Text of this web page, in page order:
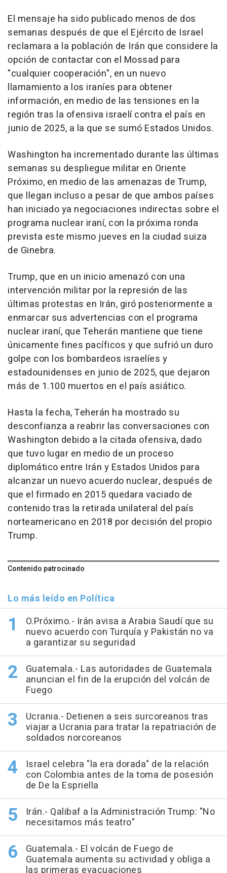
El mensaje ha sido publicado menos de dos
semanas después de que el Ejército de Israel
reclamara a la población de Irán que considere la
opción de contactar con el Mossad para
"cualquier cooperación", en un nuevo
llamamiento a los iraníes para obtener
información, en medio de las tensiones en la
región tras la ofensiva israelí contra el país en
junio de 2025, a la que se sumó Estados Unidos.
Washington ha incrementado durante las últimas
semanas su despliegue militar en Oriente
Próximo, en medio de las amenazas de Trump,
que llegan incluso a pesar de que ambos países
han iniciado ya negociaciones indirectas sobre el
programa nuclear iraní, con la próxima ronda
prevista este mismo jueves en la ciudad suiza
de Ginebra.
Trump, que en un inicio amenazó con una
intervención militar por la represión de las
últimas protestas en Irán, giró posteriormente a
enmarcar sus advertencias con el programa
nuclear iraní, que Teherán mantiene que tiene
únicamente fines pacíficos y que sufrió un duro
golpe con los bombardeos israelíes y
estadounidenses en junio de 2025, que dejaron
más de 1.100 muertos en el país asiático.
Hasta la fecha, Teherán ha mostrado su
desconfianza a reabrir las conversaciones con
Washington debido a la citada ofensiva, dado
que tuvo lugar en medio de un proceso
diplomático entre Irán y Estados Unidos para
alcanzar un nuevo acuerdo nuclear, después de
que el firmado en 2015 quedara vaciado de
contenido tras la retirada unilateral del país
norteamericano en 2018 por decisión del propio
Trump.
Contenido patrocinado
Lo más leído en Política
O.Próximo.- Irán avisa a Arabia Saudí que su
nuevo acuerdo con Turquía y Pakistán no va
a garantizar su seguridad
Guatemala.- Las autoridades de Guatemala
anuncian el fin de la erupción del volcán de
Fuego
Ucrania.- Detienen a seis surcoreanos tras
viajar a Ucrania para tratar la repatriación de
soldados norcoreanos
Israel celebra "la era dorada" de la relación
con Colombia antes de la toma de posesión
de De la Espriella
Irán.- Qalibaf a la Administración Trump: "No
necesitamos más teatro"
Guatemala.- El volcán de Fuego de
Guatemala aumenta su actividad y obliga a
las primeras evacuaciones